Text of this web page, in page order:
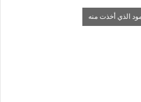
الذي أخذت منه